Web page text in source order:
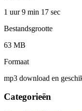
1 uur 9 min 17 sec
Bestandsgrootte
63 MB
Formaat
mp3 download en
Categorieën